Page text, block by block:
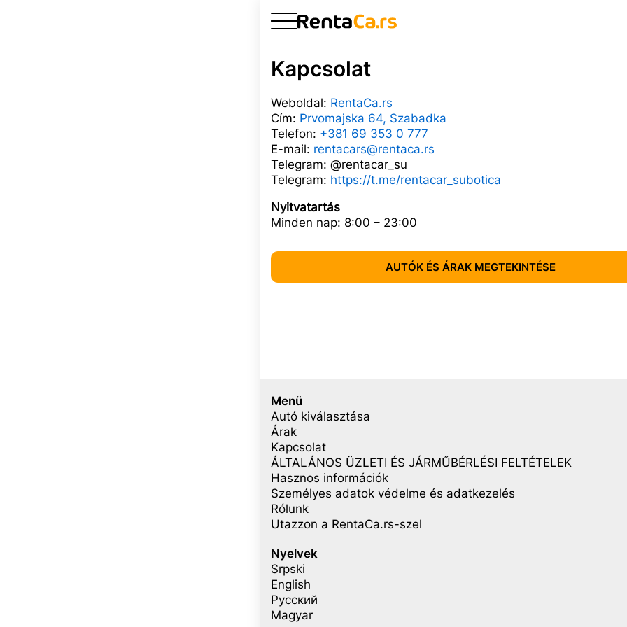
Kapcsolat
Weboldal: RentaCa.rs
Cím: Prvomajska 64, Szabadka
Telefon: +381 69 353 0 777
E-mail: rentacars@rentaca.rs
Telegram: @rentacar_su
Telegram: https://t.me/rentacar_subotica
Nyitvatartás
Minden nap: 8:00 – 23:00
AUTÓK ÉS ÁRAK MEGTEKINTÉSE
Menü
Autó kiválasztása
Árak
Kapcsolat
ÁLTALÁNOS ÜZLETI ÉS JÁRMŰBÉRLÉSI FELTÉTELEK
Hasznos információk
Személyes adatok védelme és adatkezelés
Rólunk
Utazzon a RentaCa.rs-szel
Nyelvek
Srpski
English
Русский
Magyar